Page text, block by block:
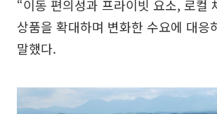
“이동 편의성과 프라이빗 요소, 로컬
상품을 확대하며 변화한 수요에 대응
말했다.